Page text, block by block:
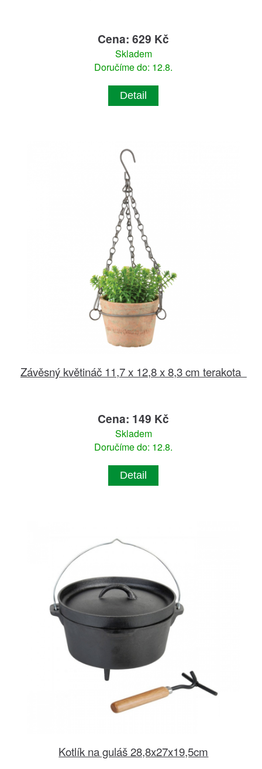
Cena: 629 Kč
Skladem
Doručíme do: 12.8.
Detail
Závěsný květináč 11,7 x 12,8 x 8,3 cm terakota
Cena: 149 Kč
Skladem
Doručíme do: 12.8.
Detail
Kotlík na guláš 28,8x27x19,5cm